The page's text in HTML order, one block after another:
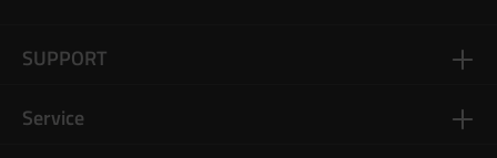
SUPPORT
Service